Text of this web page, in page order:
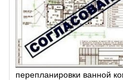
перепланировки ванной